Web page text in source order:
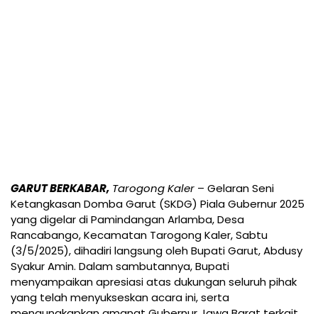
GARUT BERKABAR, Tarogong Kaler – Gelaran Seni
Ketangkasan Domba Garut (SKDG) Piala Gubernur 2025
yang digelar di Pamindangan Arlamba, Desa
Rancabango, Kecamatan Tarogong Kaler, Sabtu
(3/5/2025), dihadiri langsung oleh Bupati Garut, Abdusy
Syakur Amin. Dalam sambutannya, Bupati
menyampaikan apresiasi atas dukungan seluruh pihak
yang telah menyukseskan acara ini, serta